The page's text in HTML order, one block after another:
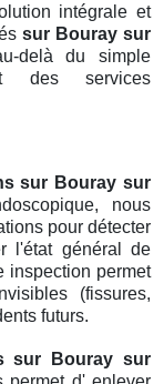
intégrale et
sur Bouray sur
delà du simple
des services
sur Bouray sur
nous
pour détecter
l'état général de
inspection permet
(fissures,
futurs.
sur Bouray sur